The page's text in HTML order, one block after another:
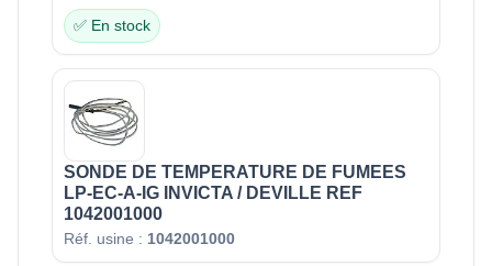
✅ En stock
SONDE DE TEMPERATURE DE FUMEES
LP-EC-A-IG INVICTA / DEVILLE REF
1042001000
Réf. usine : 1042001000